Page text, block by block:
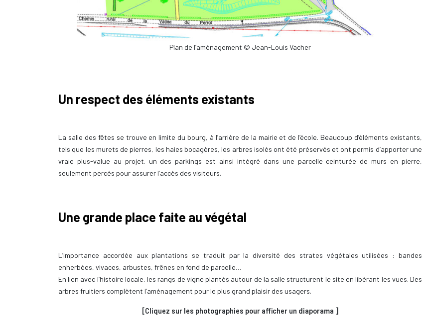
Plan de l’aménagement © Jean-Louis Vacher
Un respect des éléments existants
La salle des fêtes se trouve en limite du bourg, à l’arrière de la mairie et de l’école. Beaucoup d’éléments existants,
tels que les murets de pierres, les haies bocagères, les arbres isolés ont été préservés et ont permis d’apporter une
vraie plus-value au projet. un des parkings est ainsi intégré dans une parcelle ceinturée de murs en pierre,
seulement percés pour assurer l’accès des visiteurs.
Une grande place faite au végétal
L’importance accordée aux plantations se traduit par la diversité des strates végétales utilisées : bandes
enherbées, vivaces, arbustes, frênes en fond de parcelle…
En lien avec l’histoire locale, les rangs de vigne plantés autour de la salle structurent le site en libérant les vues. Des
arbres fruitiers complètent l’aménagement pour le plus grand plaisir des usagers.
[Cliquez sur les photographies pour afficher un diaporama ]